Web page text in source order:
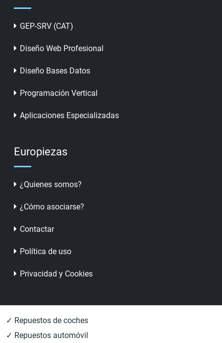
GEP-SRV (CAT)
Diseño Web Profesional
Diseño Bases Datos
Programación Vertical
Aplicaciones Especializadas
Europiezas
¿Quienes somos?
¿Cómo asociarse?
Contactar
Política de uso
Privacidad y Cookies
✓ Repuestos de coches
✓ Repuestos automóvil